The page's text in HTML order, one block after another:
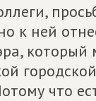
к ней
который
что